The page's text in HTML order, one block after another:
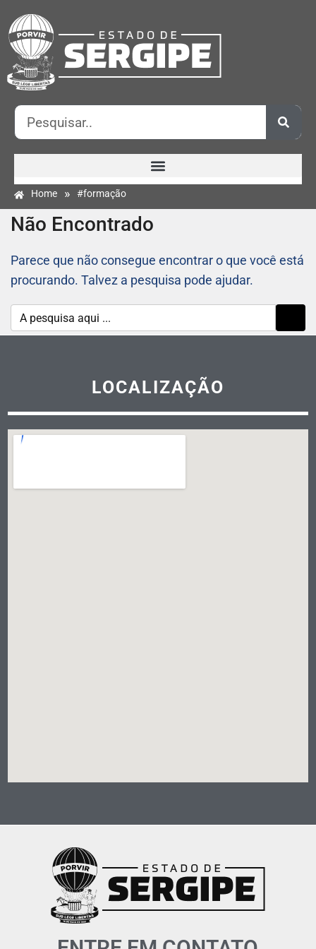
Home » #formação
Não Encontrado
Parece que não consegue encontrar o que você está
procurando. Talvez a pesquisa pode ajudar.
LOCALIZAÇÃO